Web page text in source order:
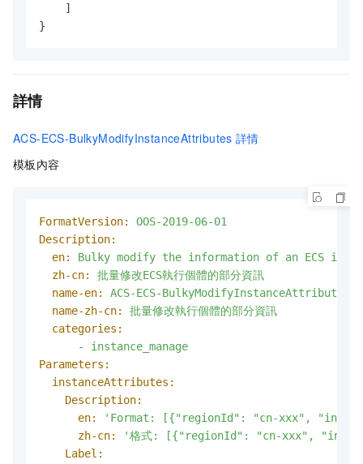
]
}
詳情
ACS-ECS-BulkyModifyInstanceAttributes 詳情
模板內容
FormatVersion:
OOS-2019-06-01
Description:
en:
Bulky modify the information of an ECS
zh-cn:
批量修改ECS執行個體的部分資訊
name-en:
ACS-ECS-BulkyModifyInstanceAttributes
name-zh-cn:
批量修改執行個體的部分資訊
categories:
-
instance_manage
Parameters:
instanceAttributes:
Description:
en:
'Format: [{"regionId": "cn-xxx",
zh-cn:
'格式: [{"regionId": "cn-xxx",
Label: